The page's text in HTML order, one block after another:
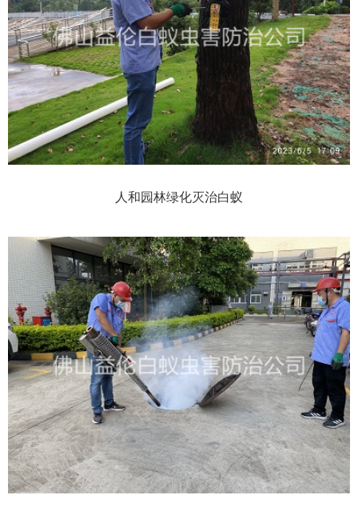
人和园林绿化灭治白蚁